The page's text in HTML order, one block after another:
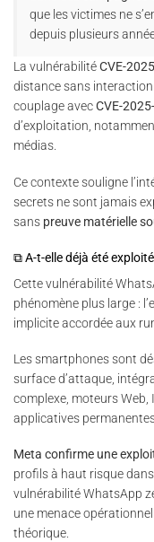
que les victimes ne
depuis plusieurs
La vulnérabilitéCVE-
distance sans interaction
couplage avecCVE-
d’exploitation,
médias.
Ce contexte souligne
secrets ne sont jamais
sans preuve matérielle
⧉ A-t-elle déjà été
Cette vulnérabilité
phénomène plus large :
implicite accordée aux
Les smartphones sont
surface d’attaque,
complexe, moteurs
applicatives
Meta confirme une
profils à haut risque
vulnérabilité WhatsApp
une menace
théorique.